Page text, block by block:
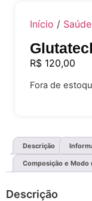
Início / Saúde
R$ 120,00
Fora de
Descrição
Composição e Modo
Descrição